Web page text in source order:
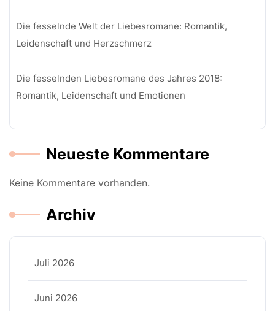
Die fesselnde Welt der Liebesromane: Romantik,
Leidenschaft und Herzschmerz
Die fesselnden Liebesromane des Jahres 2018:
Romantik, Leidenschaft und Emotionen
Neueste Kommentare
Keine Kommentare vorhanden.
Archiv
Juli 2026
Juni 2026